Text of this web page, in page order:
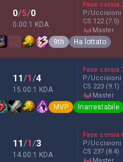
0/5/0
0.00:1 KDA
Fase corsia
P/Uccisioni
CS 122 (7.5)
master
9th Ha lottato
11/1/4
15.00:1 KDA
Fase corsia
P/Uccisioni
CS 223 (9.1)
master
MVP Inarrestabile
11/1/3
14.00:1 KDA
Fase corsia
P/Uccisioni
CS 237 (8.4)